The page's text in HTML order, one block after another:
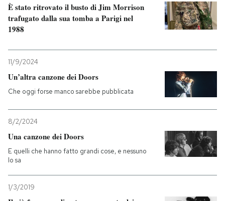
Politica
Tecnologia
Scienza
Cultura
Economia
Sport
Consumismi
Storie/Idee
Media
Mondiali calcio 2026
PODCAST
È stato ritrovato il busto di Jim Morrison
trafugato dalla sua tomba a Parigi nel
1988
11/9/2024
Un’altra canzone dei Doors
Che oggi forse manco sarebbe pubblicata
8/2/2024
Una canzone dei Doors
E quelli che hanno fatto grandi cose, e nessuno
lo sa
1/3/2019